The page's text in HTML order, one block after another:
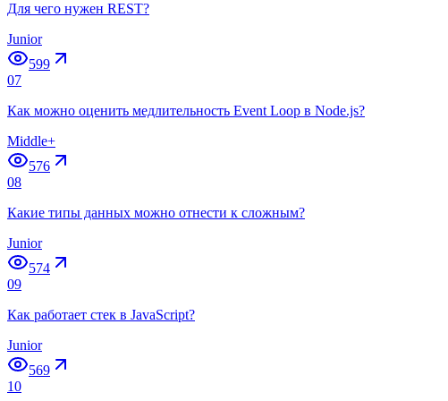
Для чего нужен REST?
Junior
599
07
Как можно оценить медлительность Event Loop в Node.js?
Middle+
576
08
Какие типы данных можно отнести к сложным?
Junior
574
09
Как работает стек в JavaScript?
Junior
569
10